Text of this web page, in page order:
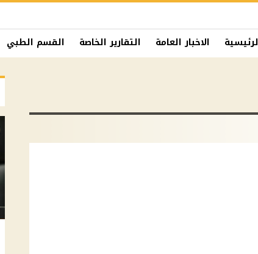
الاخبار العامة التقارير الخاصة القسم الطبي